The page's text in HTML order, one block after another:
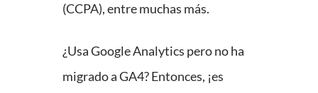
(CCPA), entre muchas más.
¿Usa Google Analytics pero no ha
migrado a GA4? Entonces, ¡es